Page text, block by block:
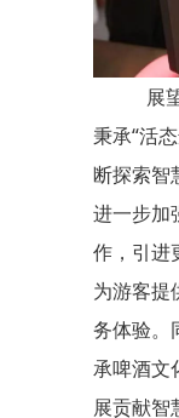
展
秉承“活
断探索智
进一步加
作，引进
为游客提
务体验。
承啤酒文
展贡献智